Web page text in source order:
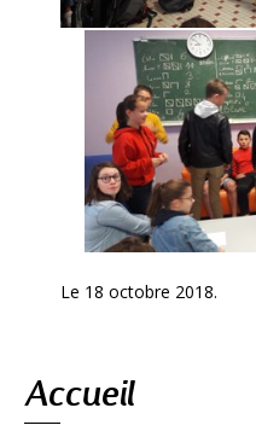
Le 18 octobre 2018.
Accueil